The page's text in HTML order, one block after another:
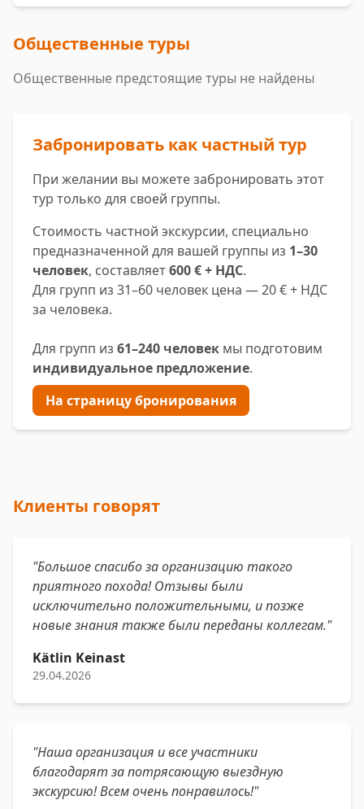
Общественные туры
Общественные предстоящие туры не найдены
Клиенты говорят
"Большое спасибо за организацию такого
приятного похода! Отзывы были
исключительно положительными, и позже
новые знания также были переданы коллегам."
Kätlin Keinast
29.04.2026
"Наша организация и все участники
благодарят за потрясающую выездную
экскурсию! Всем очень понравилось!"
Забронировать как частный тур
При желании вы можете забронировать этот
тур только для своей группы.
Стоимость частной экскурсии, специально
предназначенной для вашей группы из 1–30
человек, составляет600 € + НДС.
Для групп из 31–60 человек цена — 20 € + НДС
за человека.
Для групп из 61–240 человек мы подготовим
индивидуальное предложение.
На страницу бронирования